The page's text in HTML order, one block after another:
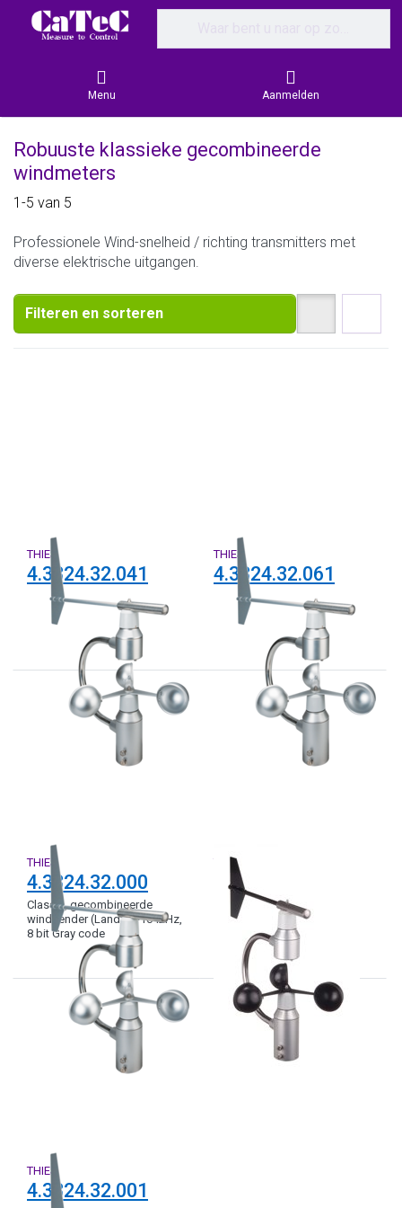
Menu Aanmelden
Robuuste klassieke gecombineerde
windmeters
Search results:
1-5 van 5
Professionele Wind-snelheid / richting transmitters met
diverse elektrische uitgangen.
Filteren en sorteren
THIES
4.3324.32.041
THIES
4.3324.32.061
THIES
4.3324.32.000
Classic, gecombineerde
windzender (Land), 3-1042Hz,
8 bit Gray code
THIES
4.3336.32.001
Classic, gecombineerde
windzender (Schip), 3-1042
Hz, 8 bit serieel
THIES
4.3324.32.001